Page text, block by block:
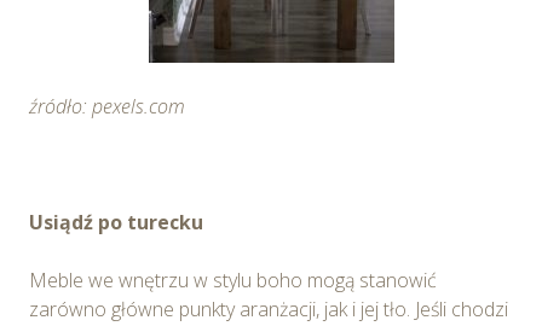
źródło: pexels.com
Usiądź po turecku
Meble we wnętrzu w stylu boho mogą stanowić
zarówno główne punkty aranżacji, jak i jej tło. Jeśli chodzi